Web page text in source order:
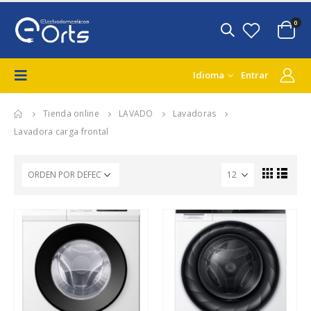
0
Idioma Entrar
Tienda online LAVADO
Lavadoras
Lavadora carga frontal